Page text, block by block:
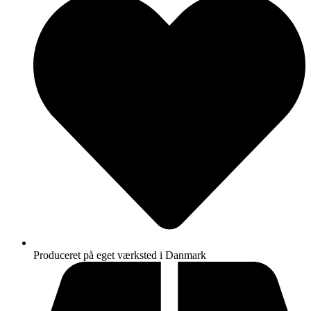
Produceret på eget værksted i Danmark